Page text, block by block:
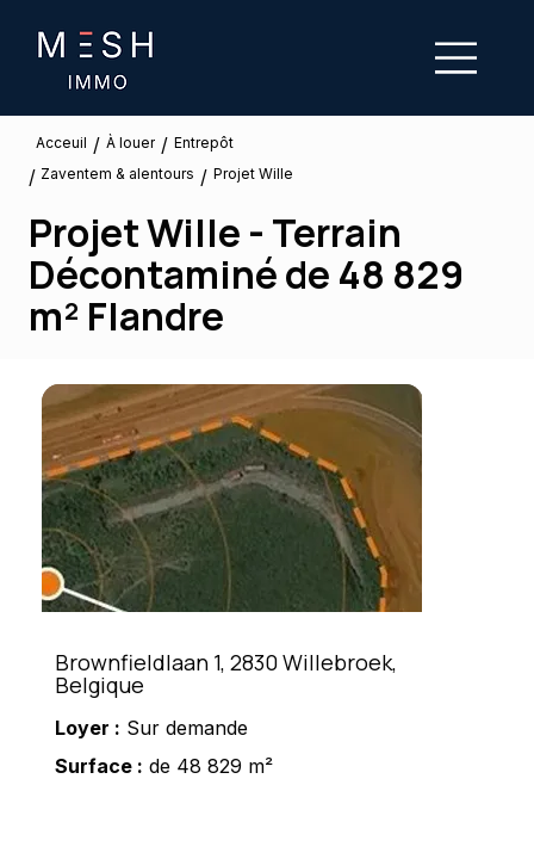
Acceuil / À louer / Entrepôt
/ Zaventem & alentours / Projet Wille
Projet Wille - Terrain
Décontaminé de 48 829
m² Flandre
Brownfieldlaan 1, 2830 Willebroek,
Belgique
Loyer : Sur demande
Surface : de 48 829 m²